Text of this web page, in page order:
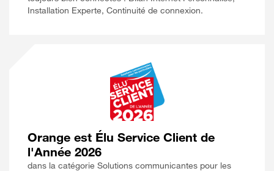
Installation Experte, Continuité de connexion.
Orange est Élu Service Client de
l'Année 2026
dans la catégorie Solutions communicantes pour les